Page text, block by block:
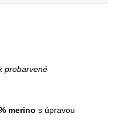
probarvené
merinos úpravou